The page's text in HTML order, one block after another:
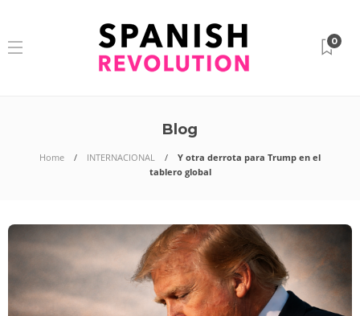
0
Blog
Home INTERNACIONAL
Y otra derrota para Trump en el
tablero global